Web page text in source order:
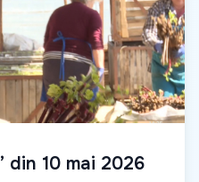
din 10 mai 2026